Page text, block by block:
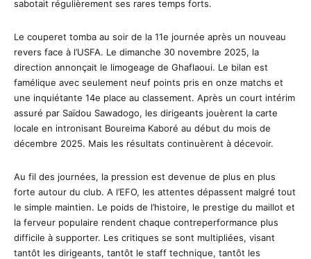
sabotait régulièrement ses rares temps forts.
Le couperet tomba au soir de la 11e journée après un nouveau
revers face à l’USFA. Le dimanche 30 novembre 2025, la
direction annonçait le limogeage de Ghaflaoui. Le bilan est
famélique avec seulement neuf points pris en onze matchs et
une inquiétante 14e place au classement. Après un court intérim
assuré par Saïdou Sawadogo, les dirigeants jouèrent la carte
locale en intronisant Boureima Kaboré au début du mois de
décembre 2025. Mais les résultats continuèrent à décevoir.
Au fil des journées, la pression est devenue de plus en plus
forte autour du club. A l’EFO, les attentes dépassent malgré tout
le simple maintien. Le poids de l’histoire, le prestige du maillot et
la ferveur populaire rendent chaque contreperformance plus
difficile à supporter. Les critiques se sont multipliées, visant
tantôt les dirigeants, tantôt le staff technique, tantôt les